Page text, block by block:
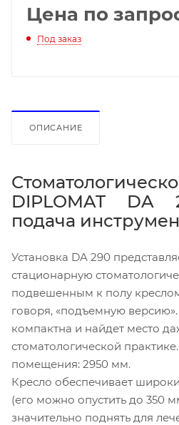
Цена по
Под заказ
ОПИСАНИЕ
DIPLOMAT DA
подача
Установка DA 290
стационарную
подвешенным к полу
говоря, «подъемную
компактна и найдет место
стоматологической
помещения: 2950 мм.
Кресло обеспечивает
(его можно опустить до 350
значительно поднять для